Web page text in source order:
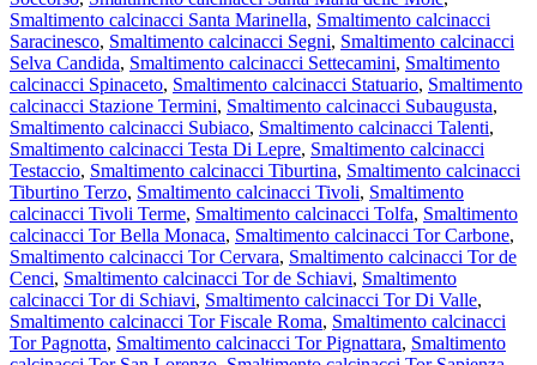
Smaltimento calcinacci Santa Marinella, Smaltimento calcinacci
Saracinesco, Smaltimento calcinacci Segni, Smaltimento calcinacci
Selva Candida, Smaltimento calcinacci Settecamini, Smaltimento
calcinacci Spinaceto, Smaltimento calcinacci Statuario, Smaltimento
calcinacci Stazione Termini, Smaltimento calcinacci Subaugusta,
Smaltimento calcinacci Subiaco, Smaltimento calcinacci Talenti,
Smaltimento calcinacci Testa Di Lepre, Smaltimento calcinacci
Testaccio, Smaltimento calcinacci Tiburtina, Smaltimento calcinacci
Tiburtino Terzo, Smaltimento calcinacci Tivoli, Smaltimento
calcinacci Tivoli Terme, Smaltimento calcinacci Tolfa, Smaltimento
calcinacci Tor Bella Monaca, Smaltimento calcinacci Tor Carbone,
Smaltimento calcinacci Tor Cervara, Smaltimento calcinacci Tor de
Cenci, Smaltimento calcinacci Tor de Schiavi, Smaltimento
calcinacci Tor di Schiavi, Smaltimento calcinacci Tor Di Valle,
Smaltimento calcinacci Tor Fiscale Roma, Smaltimento calcinacci
Tor Pagnotta, Smaltimento calcinacci Tor Pignattara, Smaltimento